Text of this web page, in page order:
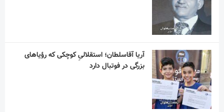
آریا آقاسلطان؛ استقلالیِ کوچکی که رؤیاهای
بزرگی در فوتبال دارد